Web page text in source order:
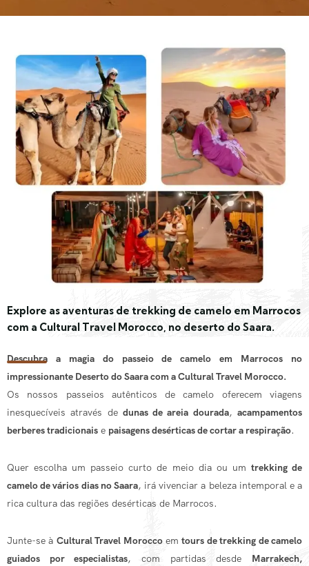
Explore as aventuras de trekking de camelo em Marrocos
com a Cultural Travel Morocco, no deserto do Saara.
Descubra a magia do passeio de camelo em Marrocos no
impressionante Deserto do Saara com a Cultural Travel Morocco.
Os nossos passeios autênticos de camelo oferecem viagens
inesquecíveis através de dunas de areia dourada,acampamentos
berberes tradicionais e paisagens desérticas de cortar a respiração.
Quer escolha um passeio curto de meio dia ou um trekking de
camelo de vários dias no Saara, irá vivenciar a beleza intemporal e a
rica cultura das regiões desérticas de Marrocos.
Junte-se à Cultural Travel Moroccoemtours de trekking de camelo
guiados por especialistas, com partidas desde Marrakech,